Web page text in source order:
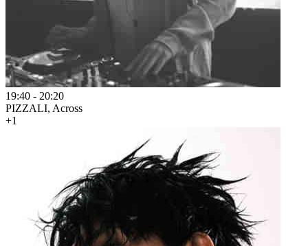
19:40 - 20:20
PIZZALI, Across
+1